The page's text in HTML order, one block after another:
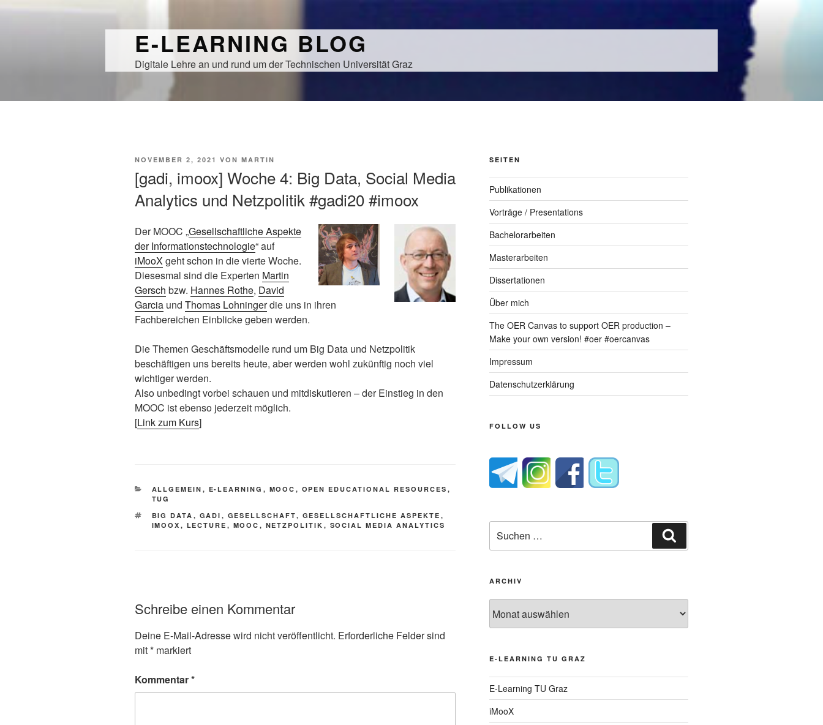
E-LEARNING BLOG
Digitale Lehre an und rund um der Technischen Universität Graz
VERÖFFENTLICHT
NOVEMBER 2, 2021 VON MARTIN
[gadi, imoox] Woche 4: Big Data, Social Media
Analytics und Netzpolitik #gadi20 #imoox
Der MOOC „Gesellschaftliche Aspekte
der Informationstechnologie“ auf
iMooX geht schon in die vierte Woche.
Diesesmal sind die Experten Martin
Gersch bzw. Hannes Rothe, David
Garcia und Thomas Lohningerdie uns in ihren
Fachbereichen Einblicke geben werden.
Die Themen Geschäftsmodelle rund um Big Data und Netzpolitik
beschäftigen uns bereits heute, aber werden wohl zukünftig noch viel
wichtiger werden.
Also unbedingt vorbei schauen und mitdiskutieren – der Einstieg in den
MOOC ist ebenso jederzeit möglich.
[Link zum Kurs]
KATEGORIEN
ALLGEMEIN , E-LEARNING , MOOC , OPEN EDUCATIONAL RESOURCES ,
TUG
SCHLAGWÖRTER
BIG DATA , GADI , GESELLSCHAFT, GESELLSCHAFTLICHE ASPEKTE ,
IMOOX , LECTURE , MOOC , NETZPOLITIK , SOCIAL MEDIA ANALYTICS
Schreibe einen Kommentar
Deine E-Mail-Adresse wird nicht veröffentlicht. Erforderliche Felder sind
mit* markiert
Kommentar*
SEITEN
Publikationen
Vorträge / Presentations
Bachelorarbeiten
Masterarbeiten
Dissertationen
Über mich
The OER Canvas to support OER production –
Make your own version! #oer #oercanvas
Impressum
Datenschutzerklärung
FOLLOW US
nach:
ARCHIV
E-LEARNING TU GRAZ
E-Learning TU Graz
iMooX